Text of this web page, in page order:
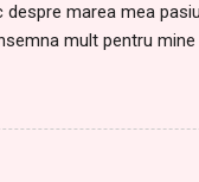
marea mea
mult pentru
cartile erau puse la
rafturile cu o curiozitate
paginile lor de le da